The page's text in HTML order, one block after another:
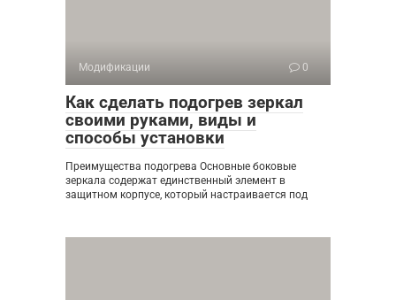
Модификации 0
Как сделать подогрев зеркал
своими руками, виды и
способы установки
Преимущества подогрева Основные боковые
зеркала содержат единственный элемент в
защитном корпусе, который настраивается под